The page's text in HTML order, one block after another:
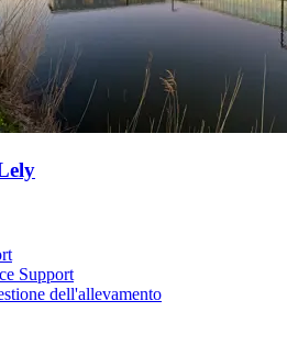
Support
dell'allevamento